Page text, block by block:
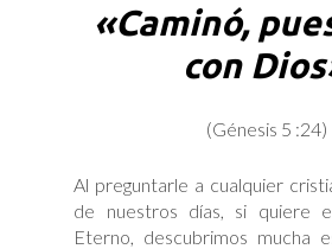
«Caminó,
con
(Génesis 5 :24)
Al preguntarle a cualquier
de nuestros días, si quiere
Eterno, descubrimos mucha